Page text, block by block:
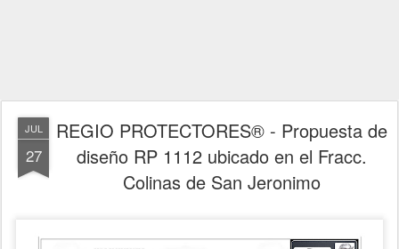
JUL
27
REGIO PROTECTORES® - Propuesta de
diseño RP 1112 ubicado en el Fracc.
Colinas de San Jeronimo